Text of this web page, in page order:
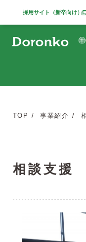
採用サイト（新卒向け）
別ウィンド
TOP 事業紹介
相談支援